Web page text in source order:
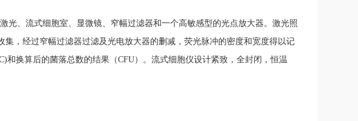
光、流式细胞室、显微镜、窄幅过滤器和一个高敏感型的光点放大器。激光照
，经过窄幅过滤器过滤及光电放大器的删减，荧光脉冲的密度和宽度得以记
换算后的菌落总数的结果（CFU）。流式细胞仪设计紧致，全封闭，恒温